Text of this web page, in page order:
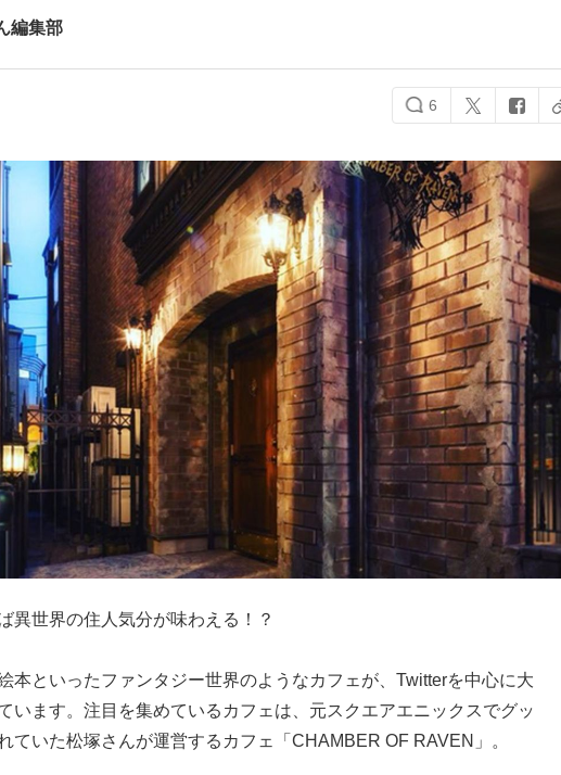
編集部
6
異世界の住人気分が味わえる！？
本といったファンタジー世界のようなカフェが、Twitterを中心に大
います。注目を集めているカフェは、元スクエアエニックスでグッ
ていた松塚さんが運営するカフェ「CHAMBER OF RAVEN」。